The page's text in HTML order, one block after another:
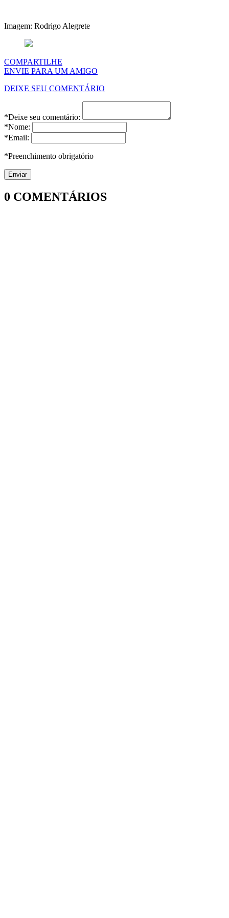
Imagem: Rodrigo Alegrete
COMPARTILHE
ENVIE PARA UM AMIGO
DEIXE SEU COMENTÁRIO
*Deixe seu comentário:
*Nome:
*Email:
*Preenchimento obrigatório
0 COMENTÁRIOS